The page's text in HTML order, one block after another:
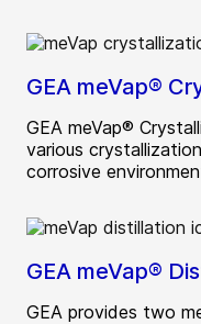
GEA meVap®
GEA meVap®
various
corrosive
GEA meVap®
GEA provides two